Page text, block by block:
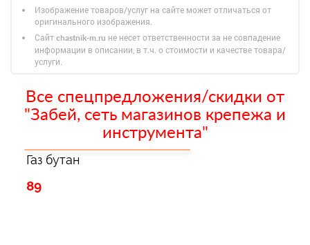
Изображение товаров/услуг на сайте может отличаться от
оригинального изображения.
Сайт chastnik-m.ru не несет ответственности за не совпадение
информации в описании, в т.ч. о стоимости и качестве товара/
услуги.
Все спецпредложения/скидки от
"Забей, сеть магазинов крепежа и
инструмента"
Газ бутан
89